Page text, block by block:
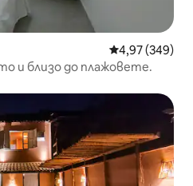
Средна
4,97 (349)
и близо до плажовете.